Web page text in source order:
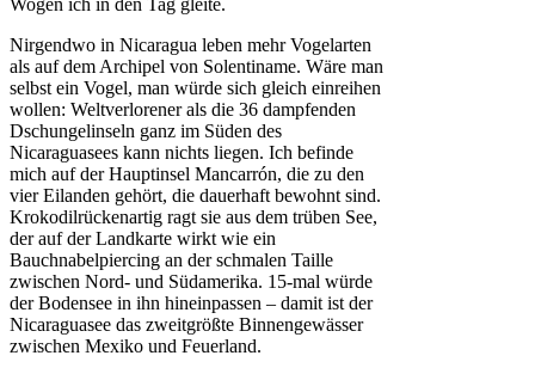
Nirgendwo in Nicaragua leben mehr Vogelarten
als auf dem Archipel von Solentiname. Wäre man
selbst ein Vogel, man würde sich gleich einreihen
wollen: Weltverlorener als die 36 dampfenden
Dschungelinseln ganz im Süden des
Nicaraguasees kann nichts liegen. Ich befinde
mich auf der Hauptinsel Mancarrón, die zu den
vier Eilanden gehört, die dauerhaft bewohnt sind.
Krokodilrückenartig ragt sie aus dem trüben See,
der auf der Landkarte wirkt wie ein
Bauchnabelpiercing an der schmalen Taille
zwischen Nord- und Südamerika. 15-mal würde
der Bodensee in ihn hineinpassen – damit ist der
Nicaraguasee das zweitgrößte Binnengewässer
zwischen Mexiko und Feuerland.